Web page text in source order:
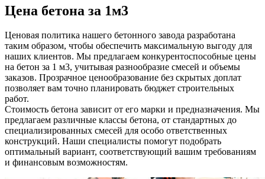
Цена бетона за 1м3
Ценовая политика нашего бетонного завода разработана
таким образом, чтобы обеспечить максимальную выгоду для
наших клиентов. Мы предлагаем конкурентоспособные цены
на бетон за 1 м3, учитывая разнообразие смесей и объемы
заказов. Прозрачное ценообразование без скрытых доплат
позволяет вам точно планировать бюджет строительных
работ.
Стоимость бетона зависит от его марки и предназначения. Мы
предлагаем различные классы бетона, от стандартных до
специализированных смесей для особо ответственных
конструкций. Наши специалисты помогут подобрать
оптимальный вариант, соответствующий вашим требованиям
и финансовым возможностям.